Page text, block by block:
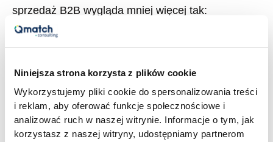
Niniejsza strona korzysta z plików cookie
Wykorzystujemy pliki cookie do spersonalizowania treści
i reklam, aby oferować funkcje społecznościowe i
analizować ruch w naszej witrynie. Informacje o tym, jak
korzystasz z naszej witryny, udostępniamy partnerom
sprzedaż B2B wygląda mniej więcej tak:
handlowiec dzwoni, przedstawia ofertę, negocjuje
cenę i albo wygrywa, albo przegrywa. Cały
relacjach, intuicji i indywidualnym talencie
poszczególnych osób w zespole. Dla jednych firm
to model, który działa od lat. Dla innych – źródło
frustracji, bo […]